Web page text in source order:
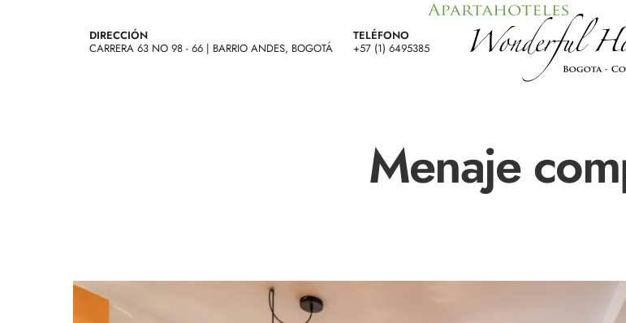
DIRECCIÓN
CARRERA 63 NO 98 - 66 | BARRIO ANDES, BOGOTÁ
TELÉFONO
+57 (1) 6495385
Menaje